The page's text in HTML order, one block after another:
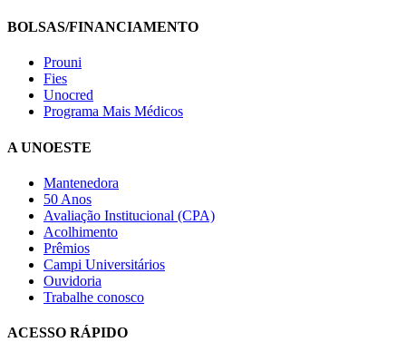
BOLSAS/FINANCIAMENTO
Prouni
Fies
Unocred
Programa Mais Médicos
A UNOESTE
Mantenedora
50 Anos
Avaliação Institucional (CPA)
Acolhimento
Prêmios
Campi Universitários
Ouvidoria
Trabalhe conosco
ACESSO RÁPIDO